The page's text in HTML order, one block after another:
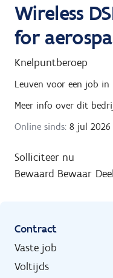
Wireless
for
Knelpuntberoep
Leuven voor een job in
Meer info over dit
Online sinds: 8 jul 2026
Solliciteer nu
Bewaard Bewaar
Contract
Vaste job
Voltijds